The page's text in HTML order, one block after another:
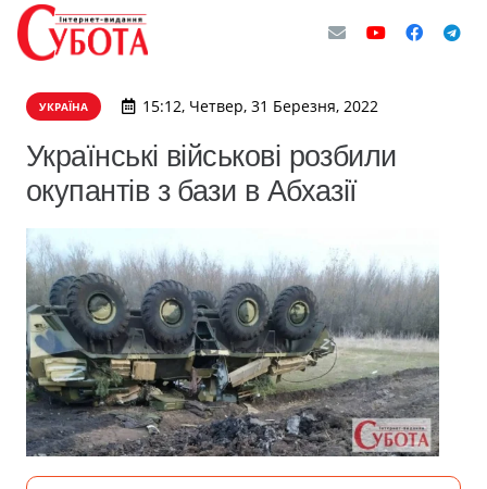
УКРАЇНА 15:12, Четвер, 31 Березня, 2022
Українські військові розбили
окупантів з бази в Абхазії